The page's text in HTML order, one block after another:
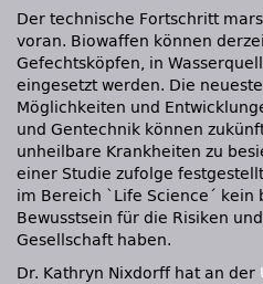
Der technische Fortschritt
voran. Biowaffen können
Gefechtsköpfen, in
eingesetzt werden. Die
Möglichkeiten und
und Gentechnik können
unheilbare Krankheiten zu
einer Studie zufolge
im Bereich `Life Science´ kein
Bewusstsein für die Risiken
Gesellschaft haben.
Dr. Kathryn Nixdorff hat an der